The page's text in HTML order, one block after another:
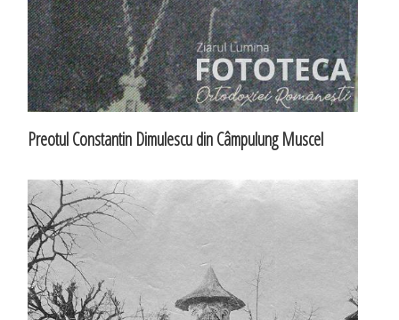
Preotul Constantin Dimulescu din Câmpulung Muscel